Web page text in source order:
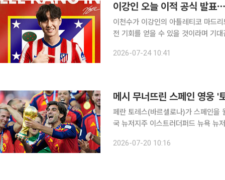
이강인 오늘 이적 공식 발
이천수가 이강인의 아틀레티코 마드
전 기회를 얻을 수 있을 것이라며 기대감을 드러냈다. 이천수는 23
2026-07-24 10:41
메시 무너뜨린 스페인 영웅
페란 토레스(바르셀로나)가 스페인을 월드컵
국 뉴저지주 이스트러더퍼드 뉴욕 뉴
체 투입된 토레스는 연장 후반 시작
2026-07-20 10:16